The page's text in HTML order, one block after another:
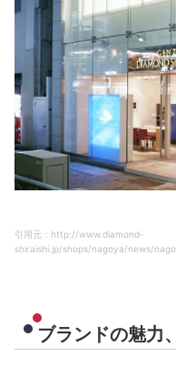
引用元：http://www.diamond-
shiraishi.jp/shops/nagoya/news/
ブランドの魅力